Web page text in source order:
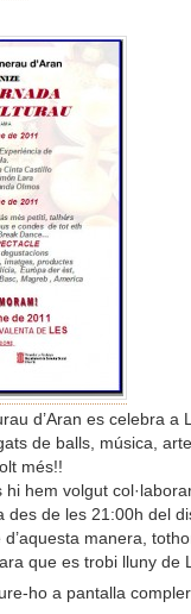
d’Aran es celebra a
de balls, música,
més!!
hem volgut
des de les 21:00h del
manera,
que es trobi lluny de
ho a pantalla